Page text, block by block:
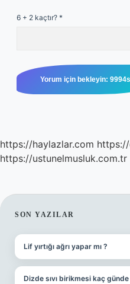
6 + 2 kaçtır? *
https://haylazlar.com
https://ustunelmusluk.com.tr
SIDEBAR
SON YAZILAR
Lif yırtığı ağrı yapar mı ?
Dizde sıvı birikmesi kaç